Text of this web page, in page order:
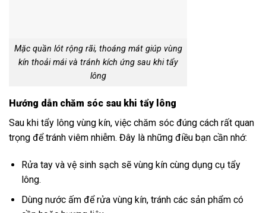
Mặc quần lót rộng rãi, thoáng mát giúp vùng
kín thoải mái và tránh kích ứng sau khi tẩy
lông
Hướng dẫn chăm sóc sau khi tẩy lông
Sau khi tẩy lông vùng kín, việc chăm sóc đúng cách rất quan
trọng để tránh viêm nhiễm. Đây là những điều bạn cần nhớ:
Rửa tay và vệ sinh sạch sẽ vùng kín cùng dụng cụ tẩy
lông.
Dùng nước ấm để rửa vùng kín, tránh các sản phẩm có